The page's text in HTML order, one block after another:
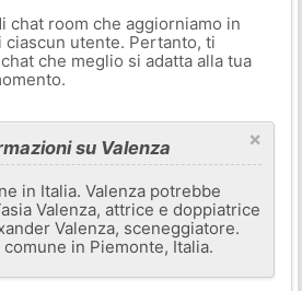
chat room che aggiorniamo in
ciascun utente. Pertanto, ti
che meglio si adatta alla tua
×
su Valenza
in Italia. Valenza potrebbe
Valenza, attrice e doppiatrice
Valenza, sceneggiatore.
in Piemonte, Italia.